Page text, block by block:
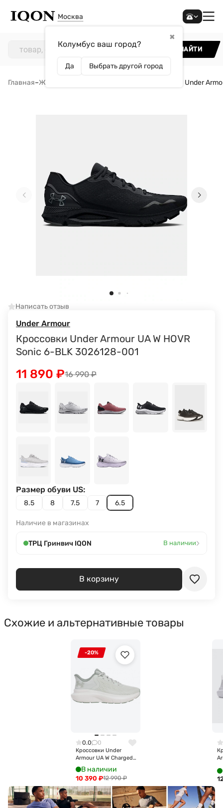
Москва
✖
Колумбус ваш город?
Да Выбрать другой город
НАЙТИ
Главная–Женщинам Кроссовки Under
Написать отзыв
Under Armour
Кроссовки Under Armour UA W HOVR
Sonic 6-BLK 3026128-001
16 990₽
11 890 ₽
8.5 8 7.5 7 6.5
Размер обуви US:
Наличие в магазинах
ТРЦ Гринвич IQON В наличии›
В корзину
Схожие и альтернативные товары
-20%
0.0 0
Кроссовки Under
Armour UA W Charged
Rogue 5 3028262-377
В наличии
12 990₽
10 390 ₽